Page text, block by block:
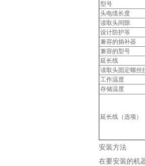
型号
头电缆长度
读取头间隙
设计防护等
兼容的插补器
兼容的型号
延长线
读取头固定螺丝
工作温度
存储温度
延长线（选项）
安装方法
在要安装的机